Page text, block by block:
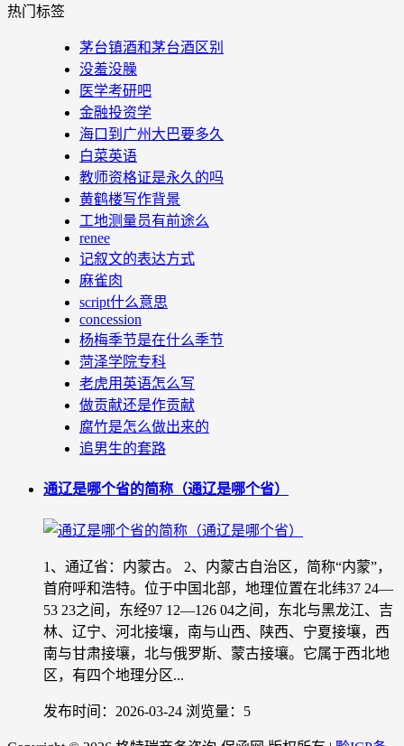
热门标签
茅台镇酒和茅台酒区别
没羞没臊
医学考研吧
金融投资学
海口到广州大巴要多久
白菜英语
教师资格证是永久的吗
黄鹤楼写作背景
工地测量员有前途么
renee
记叙文的表达方式
麻雀肉
script什么意思
concession
杨梅季节是在什么季节
菏泽学院专科
老虎用英语怎么写
做贡献还是作贡献
腐竹是怎么做出来的
追男生的套路
通辽是哪个省的简称（通辽是哪个省）
1、通辽省：内蒙古。 2、内蒙古自治区，简称“内蒙”，
首府呼和浩特。位于中国北部，地理位置在北纬37 24—
53 23之间，东经97 12—126 04之间，东北与黑龙江、吉
林、辽宁、河北接壤，南与山西、陕西、宁夏接壤，西
南与甘肃接壤，北与俄罗斯、蒙古接壤。它属于西北地
区，有四个地理分区...
发布时间：2026-03-24 浏览量：5